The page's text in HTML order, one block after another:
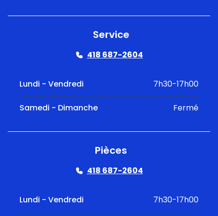
Service
418 687-2604
Lundi - Vendredi 7h30-17h00
Samedi - Dimanche Fermé
Pièces
418 687-2604
Lundi - Vendredi 7h30-17h00